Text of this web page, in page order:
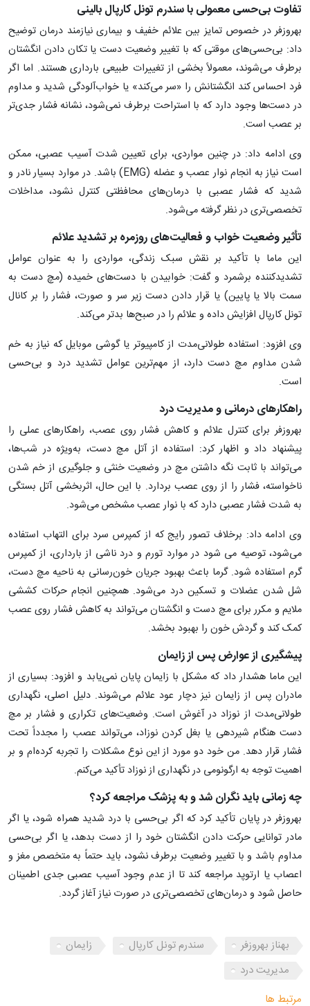
تفاوت بی‌حسی معمولی با سندرم تونل کارپال بالینی
بهروزفر در خصوص تمایز بین علائم خفیف و بیماری نیازمند درمان توضیح
داد: بی‌حسی‌های موقتی که با تغییر وضعیت دست یا تکان دادن انگشتان
برطرف می‌شوند، معمولاً بخشی از تغییرات طبیعی بارداری هستند. اما اگر
فرد احساس کند انگشتانش را «سر می‌کند» یا خواب‌آلودگی شدید و مداوم
در دست‌ها وجود دارد که با استراحت برطرف نمی‌شود، نشانه فشار جدی‌تر
بر عصب است.
وی ادامه داد: در چنین مواردی، برای تعیین شدت آسیب عصبی، ممکن
است نیاز به انجام نوار عصب و عضله (EMG) باشد. در موارد بسیار نادر و
شدید که فشار عصبی با درمان‌های محافظتی کنترل نشود، مداخلات
تخصصی‌تری در نظر گرفته می‌شود.
تأثیر وضعیت خواب و فعالیت‌های روزمره بر تشدید علائم
این ماما با تأکید بر نقش سبک زندگی، مواردی را به عنوان عوامل
تشدیدکننده برشمرد و گفت: خوابیدن با دست‌های خمیده (مچ دست به
سمت بالا یا پایین) یا قرار دادن دست زیر سر و صورت، فشار را بر کانال
تونل کارپال افزایش داده و علائم را در صبح‌ها بدتر می‌کند.
وی افزود: استفاده طولانی‌مدت از کامپیوتر یا گوشی موبایل که نیاز به خم
شدن مداوم مچ دست دارد، از مهم‌ترین عوامل تشدید درد و بی‌حسی
است.
راهکارهای درمانی و مدیریت درد
بهروزفر برای کنترل علائم و کاهش فشار روی عصب، راهکارهای عملی را
پیشنهاد داد و اظهار کرد: استفاده از آتل مچ دست، به‌ویژه در شب‌ها،
می‌تواند با ثابت نگه داشتن مچ در وضعیت خنثی و جلوگیری از خم شدن
ناخواسته، فشار را از روی عصب بردارد. با این حال، اثربخشی آتل بستگی
به شدت فشار عصبی دارد که با نوار عصب مشخص می‌شود.
وی ادامه داد: برخلاف تصور رایج که از کمپرس سرد برای التهاب استفاده
می‌شود، توصیه می شود در موارد تورم و درد ناشی از بارداری، از کمپرس
گرم استفاده شود. گرما باعث بهبود جریان خون‌رسانی به ناحیه مچ دست،
شل شدن عضلات و تسکین درد می‌شود. همچنین انجام حرکات کششی
ملایم و مکرر برای مچ دست و انگشتان می‌تواند به کاهش فشار روی عصب
کمک کند و گردش خون را بهبود بخشد.
پیشگیری از عوارض پس از زایمان
این ماما هشدار داد که مشکل با زایمان پایان نمی‌یابد و افزود: بسیاری از
مادران پس از زایمان نیز دچار عود علائم می‌شوند. دلیل اصلی، نگهداری
طولانی‌مدت از نوزاد در آغوش است. وضعیت‌های تکراری و فشار بر مچ
دست هنگام شیردهی یا بغل کردن نوزاد، می‌تواند عصب را مجدداً تحت
فشار قرار دهد. من خود دو مورد از این نوع مشکلات را تجربه کرده‌ام و بر
اهمیت توجه به ارگونومی در نگهداری از نوزاد تأکید می‌کنم.
چه زمانی باید نگران شد و به پزشک مراجعه کرد؟
بهروزفر در پایان تأکید کرد که اگر بی‌حسی با درد شدید همراه شود، یا اگر
مادر توانایی حرکت دادن انگشتان خود را از دست بدهد، یا اگر بی‌حسی
مداوم باشد و با تغییر وضعیت برطرف نشود، باید حتماً به متخصص مغز و
اعصاب یا ارتوپد مراجعه کند تا از عدم وجود آسیب عصبی جدی اطمینان
حاصل شود و درمان‌های تخصصی‌تری در صورت نیاز آغاز گردد.
بهناز بهروزفر سندرم تونل کارپال
زایمان
مدیریت درد
مرتبط ها